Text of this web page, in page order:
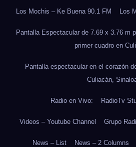
Los Mochis – Ke Buena 90.1 FM Los
Pantalla Espectacular de 7.69 x 3.76 m
primer cuadro en
Pantalla espectacular en el corazón
Culiacán,
Radio en Vivo: RadioTv
Videos – Youtube Channel Grupo
News – List News – 2 Columns